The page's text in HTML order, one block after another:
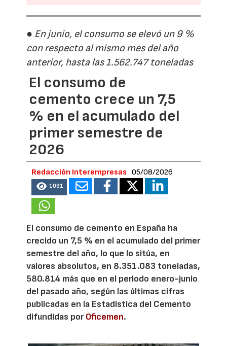
● En junio, el consumo se elevó un 9 %
con respecto al mismo mes del año
anterior, hasta las 1.562.747 toneladas
El consumo de
cemento crece un 7,5
% en el acumulado del
primer semestre de
2026
Redacción Interempresas 05/08/2026
1091
El consumo de cemento en España ha
crecido un 7,5 % en el acumulado del primer
semestre del año, lo que lo sitúa, en
valores absolutos, en 8.351.083 toneladas,
580.814 más que en el periodo enero-junio
del pasado año, según las últimas cifras
publicadas en la Estadística del Cemento
difundidas porOficemen.